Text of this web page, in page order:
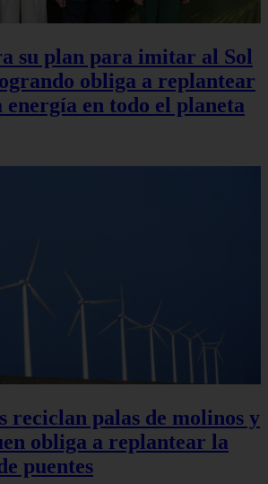
su plan para imitar al Sol
obliga a replantear
en todo el planeta
reciclan palas de molinos y
obliga a replantear la
puentes